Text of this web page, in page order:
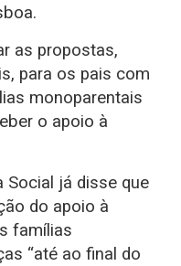
as propostas,
para os pais com
monoparentais
o apoio à
Social já disse que
do apoio à
famílias
“até ao final do